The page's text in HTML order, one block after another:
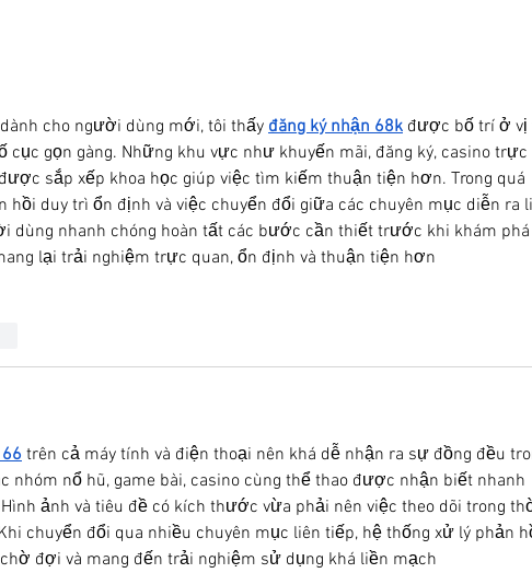
la
cho người dùng mới, tôi thấy đăng ký nhận 68k được bố trí ở vị
cục gọn gàng. Những khu vực như khuyến mãi, đăng ký, casino trực
sắp xếp khoa học giúp việc tìm kiếm thuận tiện hơn. Trong quá
hồi duy trì ổn định và việc chuyển đổi giữa các chuyên mục diễn ra
dùng nhanh chóng hoàn tất các bước cần thiết trước khi khám phá
lại trải nghiệm trực quan, ổn định và thuận tiện hơn
trên cả máy tính và điện thoại nên khá dễ nhận ra sự đồng đều
nhóm nổ hũ, game bài, casino cùng thể thao được nhận biết nhanh
ảnh và tiêu đề có kích thước vừa phải nên việc theo dõi trong
chuyển đổi qua nhiều chuyên mục liên tiếp, hệ thống xử lý phản
đợi và mang đến trải nghiệm sử dụng khá liền mạch